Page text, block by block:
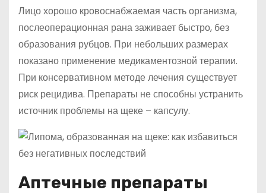
Лицо хорошо кровоснабжаемая часть организма,
послеоперационная рана заживает быстро, без
образования рубцов. При небольших размерах
показано применение медикаментозной терапии.
При консервативном методе лечения существует
риск рецидива. Препараты не способны устранить
источник проблемы на щеке – капсулу.
Аптечные препараты